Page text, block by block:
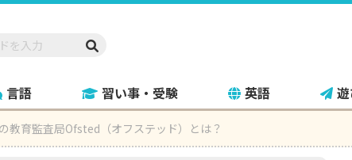
言語 習い事・受験 英語
教育監査局Ofsted（オフステッド）とは？